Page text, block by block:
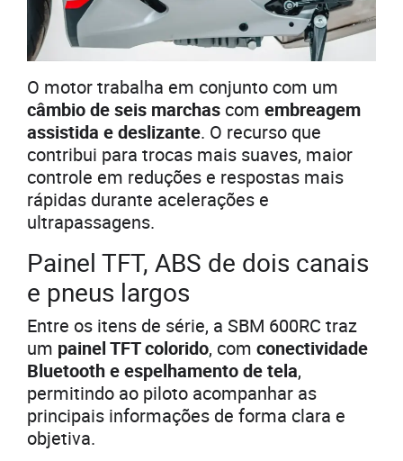
O motor trabalha em conjunto com um
câmbio de seis marchas com embreagem
assistida e deslizante. O recurso que
contribui para trocas mais suaves, maior
controle em reduções e respostas mais
rápidas durante acelerações e
ultrapassagens.
Painel TFT, ABS de dois canais
e pneus largos
Entre os itens de série, a SBM 600RC traz
um painel TFT colorido, com conectividade
Bluetooth e espelhamento de tela,
permitindo ao piloto acompanhar as
principais informações de forma clara e
objetiva.